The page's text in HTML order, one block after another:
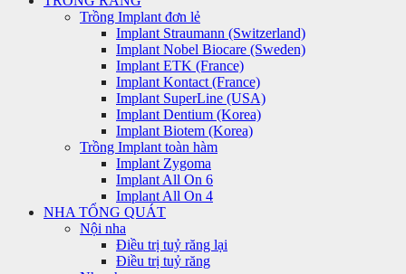
Trồng Implant đơn lẻ
Implant Straumann (Switzerland)
Implant Nobel Biocare (Sweden)
Implant ETK (France)
Implant Kontact (France)
Implant SuperLine (USA)
Implant Dentium (Korea)
Implant Biotem (Korea)
Trồng Implant toàn hàm
Implant Zygoma
Implant All On 6
Implant All On 4
NHA TỔNG QUÁT
Nội nha
Điều trị tuỷ răng lại
Điều trị tuỷ răng